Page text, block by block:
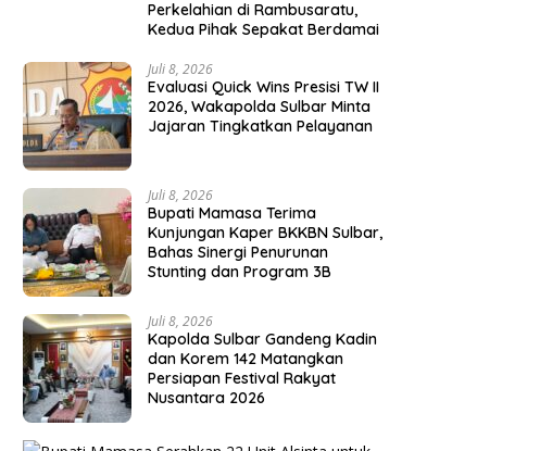
Perkelahian di Rambusaratu,
Kedua Pihak Sepakat Berdamai
Juli 8, 2026
Evaluasi Quick Wins Presisi TW II
2026, Wakapolda Sulbar Minta
Jajaran Tingkatkan Pelayanan
Juli 8, 2026
Bupati Mamasa Terima
Kunjungan Kaper BKKBN Sulbar,
Bahas Sinergi Penurunan
Stunting dan Program 3B
Juli 8, 2026
Kapolda Sulbar Gandeng Kadin
dan Korem 142 Matangkan
Persiapan Festival Rakyat
Nusantara 2026